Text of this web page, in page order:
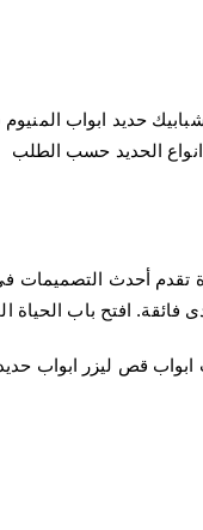
حديد ابواب المنيوم
الحديد حسب الطلب
تقدم أحدث التصميمات
فائقة. افتح باب الحياة
قص ليزر ابواب